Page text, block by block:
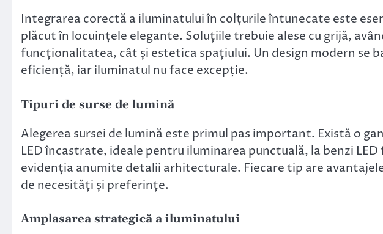
Integrarea corectă a iluminatului în colțurile întunecate este
plăcut în locuințele elegante. Soluțiile trebuie alese cu grijă,
funcționalitatea, cât și estetica spațiului. Un design modern se
eficiență, iar iluminatul nu face excepție.
Tipuri de surse de lumină
Alegerea sursei de lumină este primul pas important. Există o
LED încastrate, ideale pentru iluminarea punctuală, la benzi
evidenția anumite detalii arhitecturale. Fiecare tip are
de necesități și preferințe.
Amplasarea strategică a iluminatului